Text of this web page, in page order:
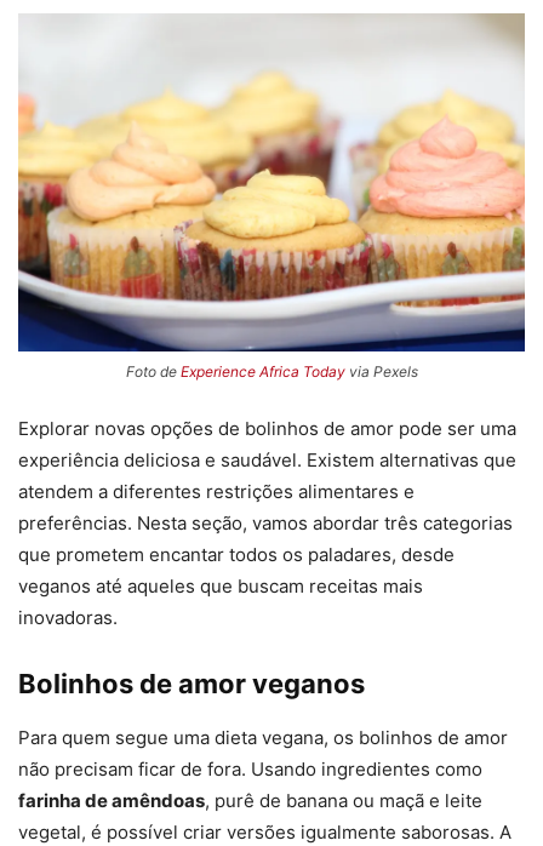
Foto de Experience Africa Todayvia Pexels
Explorar novas opções de bolinhos de amor pode ser uma
experiência deliciosa e saudável. Existem alternativas que
atendem a diferentes restrições alimentares e
preferências. Nesta seção, vamos abordar três categorias
que prometem encantar todos os paladares, desde
veganos até aqueles que buscam receitas mais
inovadoras.
Bolinhos de amor veganos
Para quem segue uma dieta vegana, os bolinhos de amor
não precisam ficar de fora. Usando ingredientes como
farinha de amêndoas, purê de banana ou maçã e leite
vegetal, é possível criar versões igualmente saborosas. A